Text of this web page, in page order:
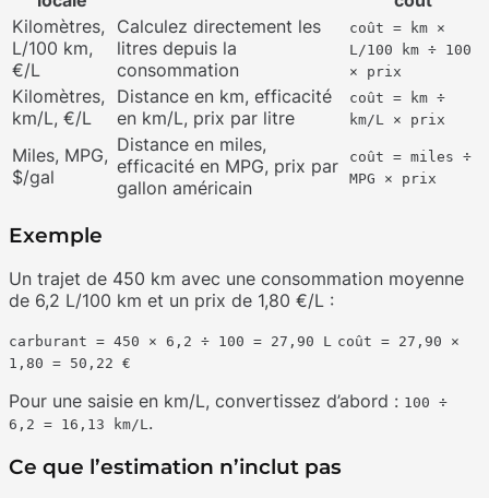
Kilomètres,
L/100 km,
€/L
Calculez directement les
litres depuis la
consommation
coût = km ×
L/100 km ÷ 100
× prix
Kilomètres,
km/L, €/L
Distance en km, efficacité
en km/L, prix par litre
coût = km ÷
km/L × prix
Miles, MPG,
$/gal
Distance en miles,
efficacité en MPG, prix par
gallon américain
coût = miles ÷
MPG × prix
Exemple
Un trajet de 450 km avec une consommation moyenne
de 6,2 L/100 km et un prix de 1,80 €/L :
carburant = 450 × 6,2 ÷ 100 = 27,90 L coût = 27,90 ×
1,80 = 50,22 €
Pour une saisie en km/L, convertissez d’abord : 100 ÷
6,2 = 16,13 km/L.
Ce que l’estimation n’inclut pas